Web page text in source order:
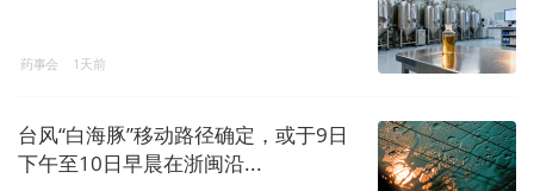
药事会 1天前
台风“白海豚”移动路径确定，或于9日
下午至10日早晨在浙闽沿...